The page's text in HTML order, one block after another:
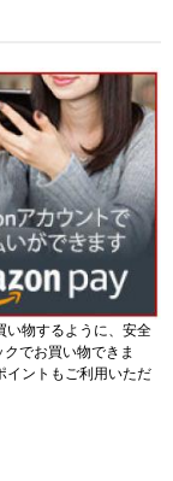
い物するように、安全
でお買い物できま
イントもご利用いただ